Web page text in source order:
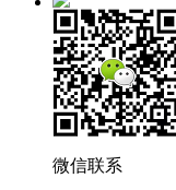
微信联系